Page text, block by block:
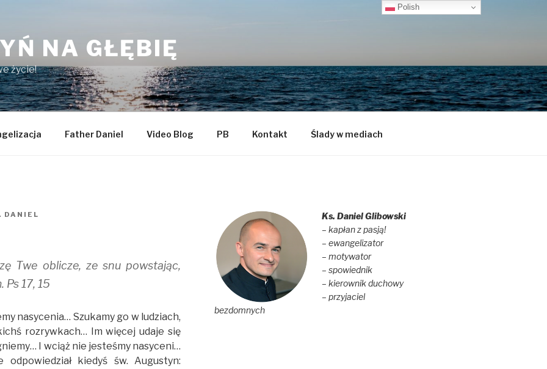
NA GŁĘBIĘ
życie!
Father Daniel Video Blog PB Kontakt Ślady w mediach
DANIEL
Twe oblicze, ze snu powstając,
17, 15
nasycenia… Szukamy go w ludziach,
rozrywkach… Im więcej udaje się
I wciąż nie jesteśmy nasyceni…
kiedyś św. Augustyn:
Ks. Daniel Glibowski
– kapłan z pasją!
– ewangelizator
– motywator
– spowiednik
– kierownik duchowy
– przyjaciel
bezdomnych
Polish